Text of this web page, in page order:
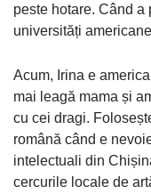
peste hotare. Când a
universități
Acum, Irina e
mai leagă mama și
cu cei dragi.
română când e
intelectuali din
cercurile locale de